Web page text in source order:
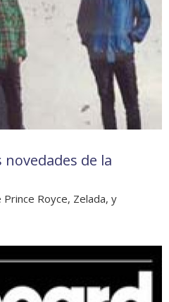
novedades de la
Royce, Zelada, y